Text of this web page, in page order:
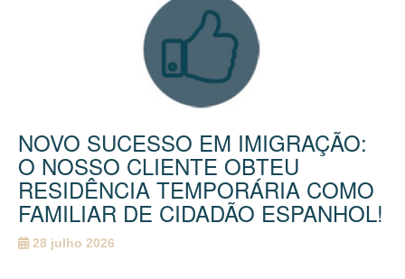
NOVO SUCESSO EM IMIGRAÇÃO:
O NOSSO CLIENTE OBTEU
RESIDÊNCIA TEMPORÁRIA COMO
FAMILIAR DE CIDADÃO ESPANHOL!
28 julho 2026